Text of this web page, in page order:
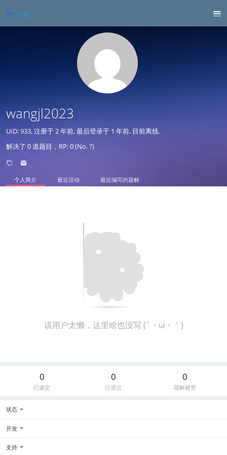
wangjl2023
UID: 933, 注册于2 年前, 最后登录于 1 年前, 目前离线.
解决了 0 道题目，RP: 0 (No. ?)
个人简介 最近活动 最近编写的题解
该用户太懒，这里啥也没写 (´・ω・｀)
0
已递交
0
已通过
0
题解被赞
状态
开发
支持